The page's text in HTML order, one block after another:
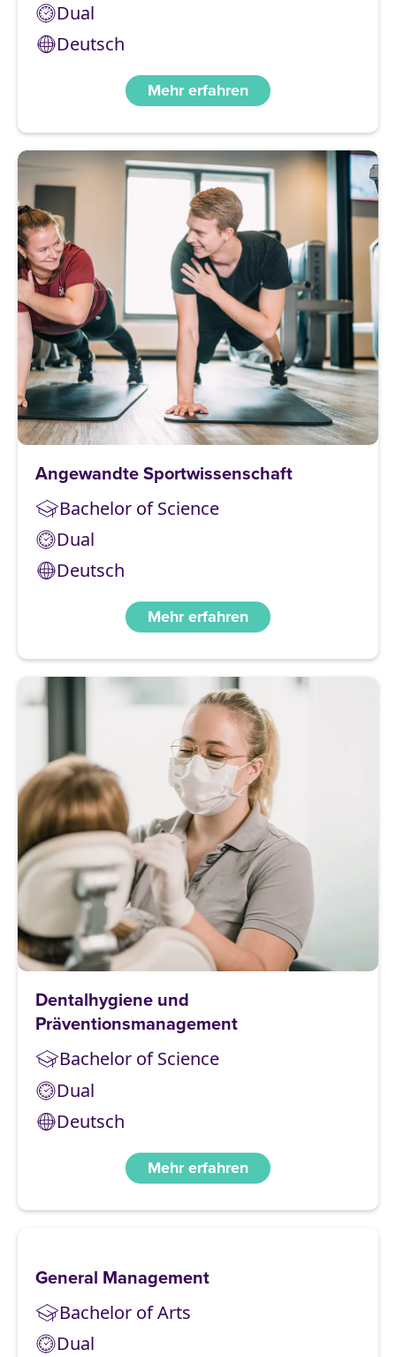
Dual
Deutsch
Mehr erfahren
Angewandte Sportwissenschaft
Bachelor of Science
Dual
Deutsch
Mehr erfahren
Dentalhygiene und
Präventionsmanagement
Bachelor of Science
Dual
Deutsch
Mehr erfahren
General Management
Bachelor of Arts
Dual